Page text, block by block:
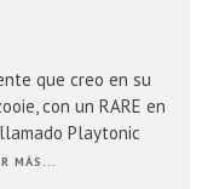
que creo en su
con un RARE en
Playtonic
MÁS...